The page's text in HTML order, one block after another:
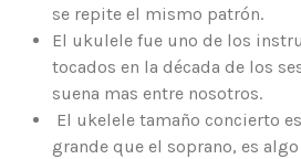
se repite el mismo patrón.
El ukulele fue uno de los
tocados en la década de los
suena mas entre nosotros.
El ukelele tamaño concierto
grande que el soprano, es